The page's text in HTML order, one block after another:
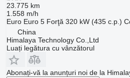
23.775 km
1.558 m/h
Euro Euro 5 Forţă 320 kW (435 c.p.)
China
Himalaya Technology Co.,Ltd
Luați legătura cu vânzătorul
Abonați-vă la anunțuri noi de la